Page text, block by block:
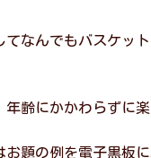
てなんでもバスケッ
年齢にかかわらずに
お題の例を電子黒板